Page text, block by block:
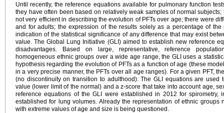
Until recently, the reference equations available for pulmonary function
they have often been based on relatively weak samples of normal
not very efficient in describing the evolution of PFTs over age; there were
and for adults; the expression of the results solely as a percentage of
indication of the statistical significance of any difference that may exist
value. The Global Lung Initiative (GLI) aimed to establish new reference
disadvantages. Based on large, representative, reference
homogeneous ethnic groups over a wide age range, the GLI uses a
hypothesis regarding the evolution of PFTs as a function of age (these
in a very precise manner, the PFTs over all age ranges). For a given PFT,
(no discontinuity on transition to adulthood). The GLI equations are
value (lower limit of the normal) and a z-score that take into account age,
reference equations of the GLI were established in 2012 for
established for lung volumes. Already the representation of ethnic groups
with extreme values of age and size is being questioned.